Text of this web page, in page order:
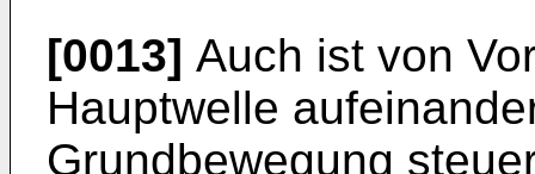
[0013] Auch ist von
Hauptwelle
Grundbewegung